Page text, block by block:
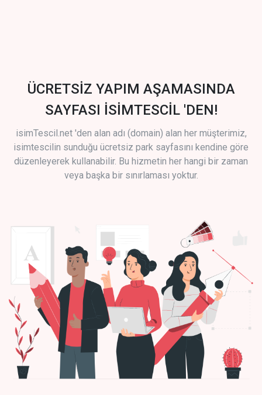
ÜCRETSİZ YAPIM AŞAMASINDA
SAYFASI İSİMTESCİL 'DEN!
isimTescil.net 'den alan adı (domain) alan her müşterimiz,
isimtescilin sunduğu ücretsiz park sayfasını kendine göre
düzenleyerek kullanabilir. Bu hizmetin her hangi bir zaman
veya başka bir sınırlaması yoktur.